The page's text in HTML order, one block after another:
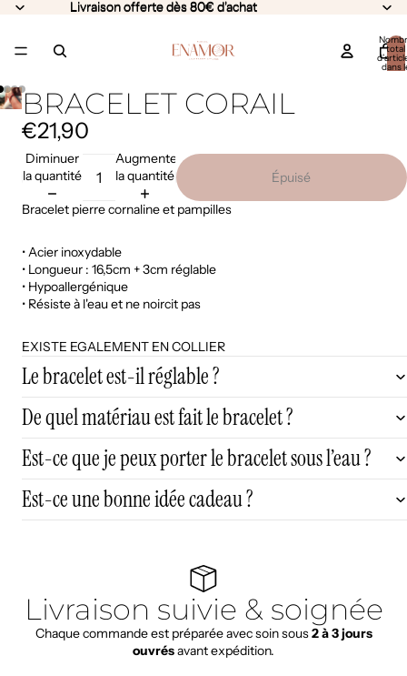
Livraison offerte dès 80€ d'achat
Livraison offerte dès 80€ d'achat
total
dans
BRACELET CORAIL
€21,90
Diminuer
la quantité
Augmenter
la quantité
Épuisé
Bracelet pierre cornaline et pampilles
• Acier inoxydable
• Longueur : 16,5cm + 3cm réglable
• Hypoallergénique
• Résiste à l'eau et ne noircit pas
EXISTE EGALEMENT EN COLLIER
Le bracelet est-il réglable ?
De quel matériau est fait le bracelet ?
Est-ce que je peux porter le bracelet sous l’eau ?
Est-ce une bonne idée cadeau ?
Livraison suivie & soignée
Chaque commande est préparée avec soin sous2 à 3 jours
ouvrésavant expédition.